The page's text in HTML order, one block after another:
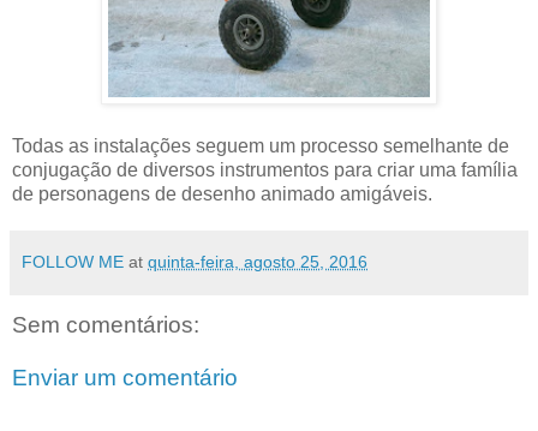
Todas as instalações seguem um processo semelhante de
conjugação de diversos instrumentos para criar uma família
de personagens de desenho animado amigáveis.
FOLLOW ME at quinta-feira, agosto 25, 2016
Sem comentários:
Enviar um comentário